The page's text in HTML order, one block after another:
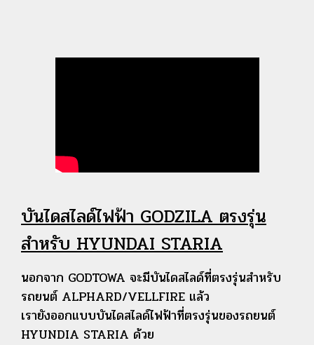
บันไดสไลด์ไฟฟ้า GODZILA ตรงรุ่น
สำหรับ HYUNDAI STARIA
นอกจาก GODTOWA จะมีบันไดสไลด์ที่ตรงรุ่นสำหรับ
รถยนต์ ALPHARD/VELLFIRE แล้ว
เรายังออกแบบบันไดสไลด์ไฟฟ้าที่ตรงรุ่นของรถยนต์
HYUNDIA STARIA ด้วย